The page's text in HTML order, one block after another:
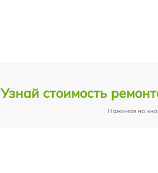
Узнай стоимость
Нажимая на